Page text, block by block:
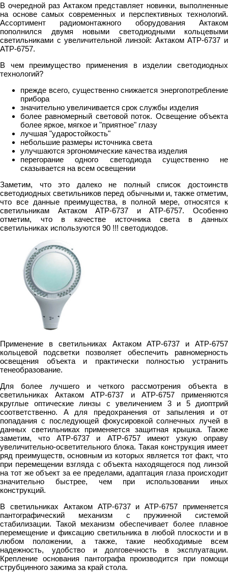
В очередной раз Актаком представляет новинки, выполненные
на основе самых современных и перспективных технологий.
Ассортимент радиомонтажного оборудования Актаком
пополнился двумя новыми светодиодными кольцевыми
светильниками с увеличительной линзой: Актаком АТР-6737 и
АТР-6757.
В чем преимущество применения в изделии светодиодных
технологий?
прежде всего, существенно снижается энергопотребление
прибора
значительно увеличивается срок службы изделия
более равномерный световой поток. Освещение объекта
более яркое, мягкое и "приятное" глазу
лучшая "ударостойкость"
небольшие размеры источника света
улучшаются эргономические качества изделия
перегорание одного светодиода существенно не
сказывается на всем освещении
Заметим, что это далеко не полный список достоинств
светодиодных светильников перед обычными и, также отметим,
что все данные преимущества, в полной мере, относятся к
светильникам Актаком АТР-6737 и АТР-6757. Особенно
отметим, что в качестве источника света в данных
светильниках используются 90 !!! светодиодов.
Применение в светильниках Актаком АТР-6737 и АТР-6757
кольцевой подсветки позволяет обеспечить равномерность
освещения объекта и практически полностью устранить
тенеобразование.
Для более лучшего и четкого рассмотрения объекта в
светильниках Актаком АТР-6737 и АТР-6757 применяются
круглые оптические линзы с увеличением 3 и 5 диоптрий
соответственно. А для предохранения от запыления и от
попадания с последующей фокусировкой солнечных лучей в
данных светильниках применяется защитная крышка. Также
заметим, что АТР-6737 и АТР-6757 имеют узкую оправу
увеличительно-осветительного блока. Такая конструкция имеет
ряд преимуществ, основным из которых является тот факт, что
при перемещении взгляда с объекта находящегося под линзой
на тот же объект за ее пределами, адаптация глаза происходит
значительно быстрее, чем при использовании иных
конструкций.
В светильниках Актаком АТР-6737 и АТР-6757 применяется
пантографический механизм с пружинной системой
стабилизации. Такой механизм обеспечивает более плавное
перемещение и фиксацию светильника в любой плоскости и в
любом положении, а также, такие необходимые всем
надежность, удобство и долговечность в эксплуатации.
Крепление основания пантографа производится при помощи
струбцинного зажима за край стола.